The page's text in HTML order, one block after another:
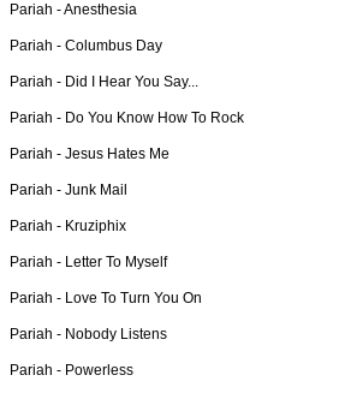
Pariah -Anesthesia
Pariah - Columbus Day
Pariah - Did I Hear You Say...
Pariah - Do You Know How To Rock
Pariah - Jesus Hates Me
Pariah - Junk Mail
Pariah - Kruziphix
Pariah - Letter To Myself
Pariah - Love To Turn You On
Pariah - Nobody Listens
Pariah - Powerless